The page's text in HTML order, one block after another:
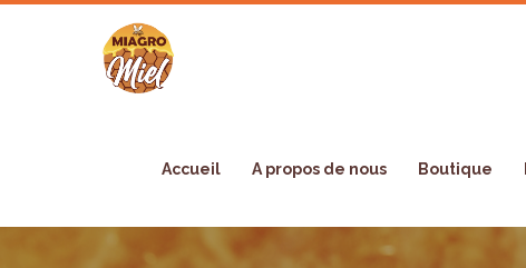
Accueil A propos de nous Boutique